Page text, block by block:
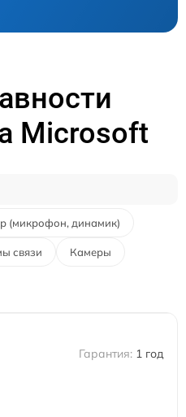
Microsoft
(микрофон, динамик)
связи Камеры
1 год